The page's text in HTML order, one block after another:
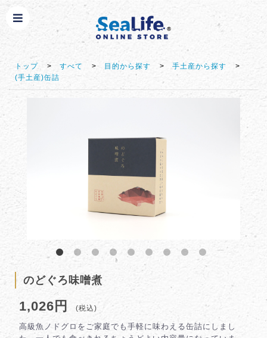
トップ > すべて > 目的から探す > 手土産から探す
>
(手土産)缶詰
のどぐろ味噌煮
1,026円 (税込)
高級魚ノドグロをご家庭でも手軽に味わえる缶詰にしまし